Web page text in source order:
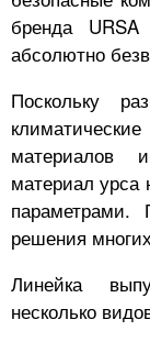
бренда
абсолютно
Поскольку
материалов
материал урса
решения
Линейка
несколько